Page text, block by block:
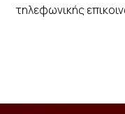
τηλεφωνικής